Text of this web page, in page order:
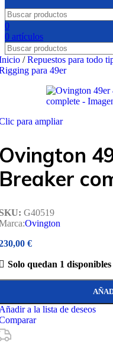
0
0 artículos
/ Repuestos para todo
para 49er
para ampliar
G40519
Ovington
€
Solo quedan 1 disponibles
a la lista de deseos